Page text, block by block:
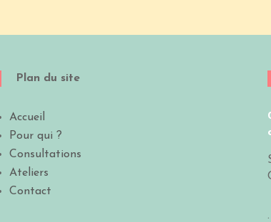
Plan du site
Accueil
Pour qui ?
Consultations
Ateliers
Contact
.